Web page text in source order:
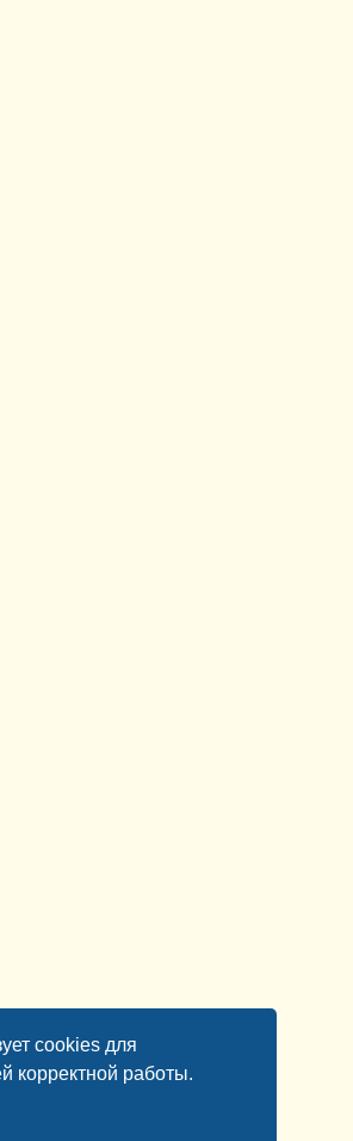
cookies для
корректной работы.